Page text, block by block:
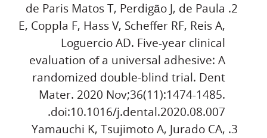
de Paris Matos T, Perdigão J, de Paula
E, Coppla F, Hass V, Scheffer RF, Reis A,
Loguercio AD. Five-year clinical
evaluation of a universal adhesive: A
randomized double-blind trial. Dent
Mater. 2020 Nov;36(11):1474-1485.
doi:10.1016/j.dental.2020.08.007.
Yamauchi K, Tsujimoto A, Jurado CA,